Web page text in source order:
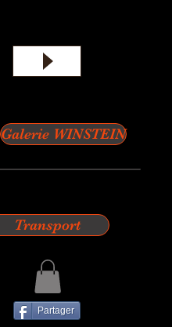
Galerie WINSTEIN
Transport
Partager